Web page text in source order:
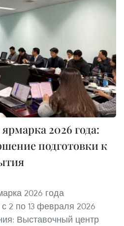
2026 года:
подготовки к
2026 года
2 по 13 февраля 2026
Выставочный центр